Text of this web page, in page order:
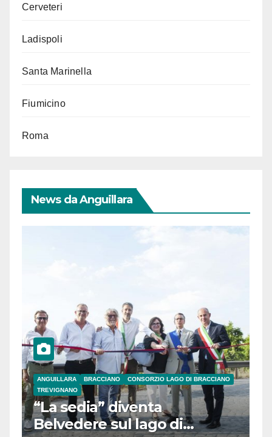
Cerveteri
Ladispoli
Santa Marinella
Fiumicino
Roma
News da Anguillara
ANGUILLARA BRACCIANO
CONSORZIO LAGO DI BRACCIANO
TREVIGNANO
“La sedia” diventa
Belvedere sul lago di